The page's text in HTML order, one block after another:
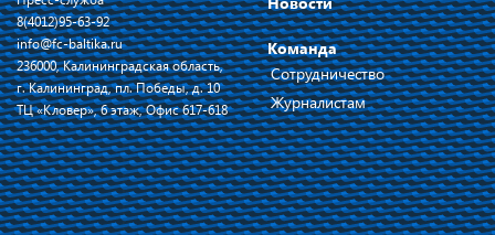
8(4012)95-63-92
info@fc-baltika.ru
236000, Калининградская область,
г. Калининград, пл. Победы, д. 10
ТЦ «Кловер», 6 этаж, Офис 617-618
Команда
Сотрудничество
Журналистам